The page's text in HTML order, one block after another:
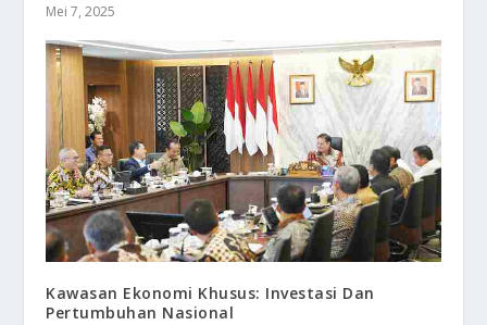
Mei 7, 2025
Kawasan Ekonomi Khusus: Investasi Dan
Pertumbuhan Nasional